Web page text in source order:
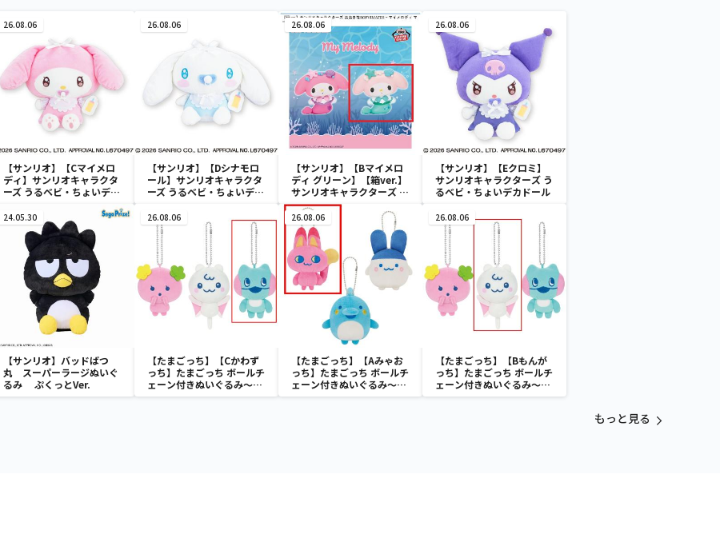
26.08.06
【サンリオ】【Cマイメロ
ディ】サンリオキャラクタ
ーズ うるベビ・ちょいデカ
26.08.06
【サンリオ】【Dシナモロ
ール】サンリオキャラクタ
ーズ うるベビ・ちょいデカ
26.08.06
【サンリオ】【Bマイメロ
ディ グリーン】【箱ver.】
サンリオキャラクターズ お
おきなSOFVIMATES～マ
イメロディ マーメイドver.
～
26.08.06
【サンリオ】【Eクロミ】
サンリオキャラクターズ う
るベビ・ちょいデカドール
24.05.30
【サンリオ】バッドばつ
丸 スーパーラージぬいぐ
るみ ぷくっとVer.
26.08.06
【たまごっち】【Cかわず
っち】たまごっち ボールチ
ェーン付きぬいぐるみ～
Tamagotchi Paradise～
26.08.06
【たまごっち】【Aみゃお
っち】たまごっち ボールチ
ェーン付きぬいぐるみ～
Tamagotchi Paradise～
26.08.06
【たまごっち】【Bもんが
っち】たまごっち ボールチ
ェーン付きぬいぐるみ～
Tamagotchi Paradise～
もっと見る